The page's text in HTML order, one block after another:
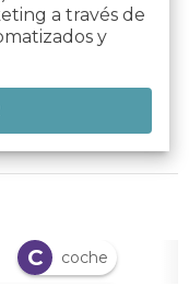
a través de
y
C coche